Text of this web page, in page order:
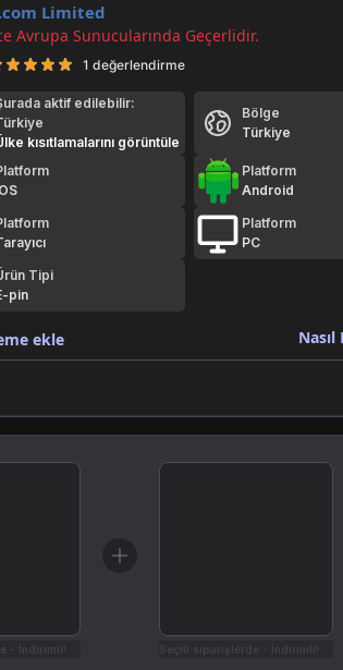
Limited
Avrupa Sunucularında Geçerlidir.
1 değerlendirme
aktif edilebilir:
kısıtlamalarını görüntüle
Bölge
Türkiye
Platform
Android
Platform
PC
Tipi
pin
Nasıl
ekle